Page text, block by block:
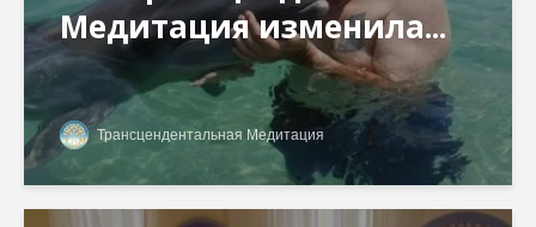
Медитация изменила...
Трансцендентальная Медитация